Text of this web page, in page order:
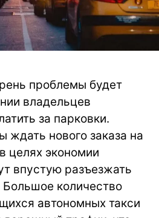
проблемы будет
владельцев
за парковки.
ждать нового заказа на
целях экономии
впустую разъезжать
Большое количество
автономных такси